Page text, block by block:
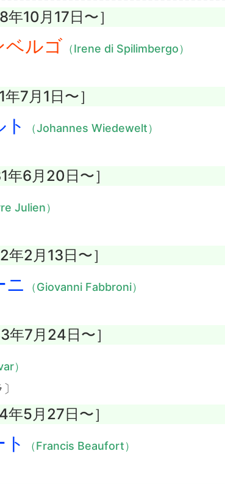
10月17日〜］
ベルゴ （Irene di Spilimbergo）
7月1日〜］
（Johannes Wiedewelt）
6月20日〜］
Julien）
2月13日〜］
ニ （Giovanni Fabbroni）
7月24日〜］
）
5月27日〜］
（Francis Beaufort）